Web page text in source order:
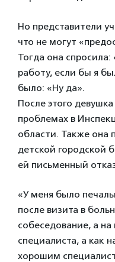
Но представители
что не могут
Тогда она
работу, если бы я
было: «Ну да».
После этого
проблемах в
области. Также она
детской городской
ей письменный
«У меня было
после визита в
собеседование, а
специалиста, а как
хорошим